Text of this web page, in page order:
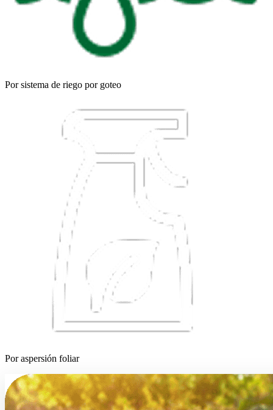
Por sistema de riego por goteo
Por aspersión foliar